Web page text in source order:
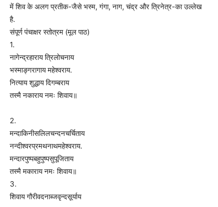
में शिव के अलग प्रतीक-जैसे भस्म, गंगा, नाग, चंद्र और त्रिनेत्र-का उल्लेख
है.
संपूर्ण पंचाक्षर स्तोत्रम (मूल पाठ)
1.
नागेन्द्रहाराय त्रिलोचनाय
भस्माङ्गरागाय महेश्वराय.
नित्याय शुद्धाय दिगम्बराय
तस्मै नकाराय नमः शिवाय॥
2.
मन्दाकिनीसलिलचन्दनचर्चिताय
नन्दीश्वरप्रमथनाथमहेश्वराय.
मन्दारपुष्पबहुपुष्पसुपूजिताय
तस्मै मकाराय नमः शिवाय॥
3.
शिवाय गौरीवदनाब्जवृन्दसूर्याय